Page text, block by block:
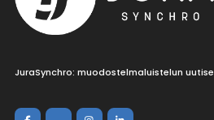
JuraSynchro: muodostelmaluistelun